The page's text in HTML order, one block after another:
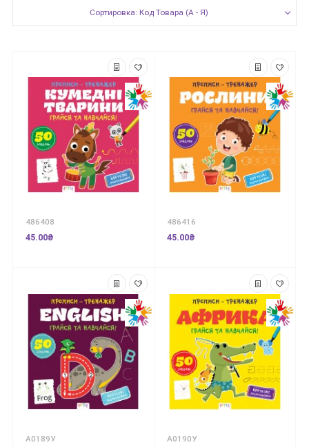
Сортировка: Код Товара (А - Я)
486408
45.00₴
486416
45.00₴
А0189У А0190У